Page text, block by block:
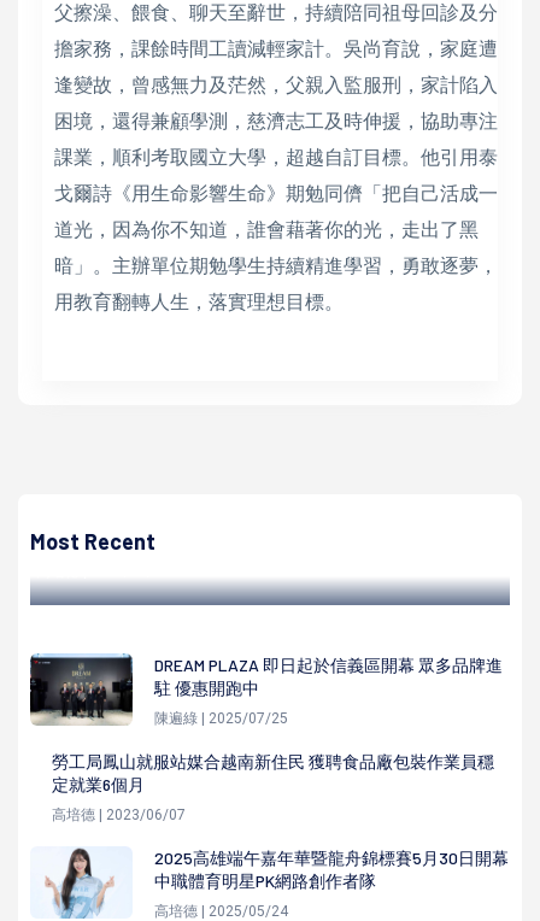
父擦澡、餵食、聊天至辭世，持續陪同祖母回診及分
擔家務，課餘時間工讀減輕家計。吳尚育說，家庭遭
逢變故，曾感無力及茫然，父親入監服刑，家計陷入
困境，還得兼顧學測，慈濟志工及時伸援，協助專注
課業，順利考取國立大學，超越自訂目標。他引用泰
戈爾詩《用生命影響生命》期勉同儕「把自己活成一
道光，因為你不知道，誰會藉著你的光，走出了黑
暗」。主辦單位期勉學生持續精進學習，勇敢逐夢，
用教育翻轉人生，落實理想目標。
Most Recent
歡迎各界提案
DREAM PLAZA 即日起於信義區開幕 眾多品牌進
駐 優惠開跑中
陳遍綠 | 2025/07/25
勞工局鳳山就服站媒合越南新住民 獲聘食品廠包裝作業員穩
定就業6個月
高培德 | 2023/06/07
2025高雄端午嘉年華暨龍舟錦標賽5月30日開幕
中職體育明星PK網路創作者隊
高培德 | 2025/05/24